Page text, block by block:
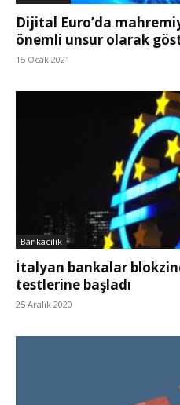
Dijital Euro’da
önemli unsur olarak
15 Ocak 2021
Bankacılık
İtalyan bankalar
testlerine başladı
25 Aralık 2020